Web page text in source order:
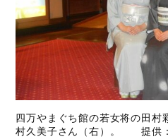
四万やまぐち館の若女将の田村
村久美子さん（右）。 提供